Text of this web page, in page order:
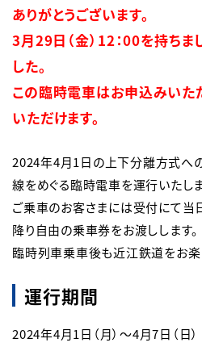
ありがとうございます。
3月29日（金）12：00を持ち
した。
この臨時電車はお申込みいた
いただけます。
2024年4月1日の上下分離方式へ
線をめぐる臨時電車を運行いたしま
ご乗車のお客さまには受付にて当
降り自由の乗車券をお渡しします。
臨時列車乗車後も近江鉄道をお楽
運行期間
2024年4月1日（月）～4月7日（日）